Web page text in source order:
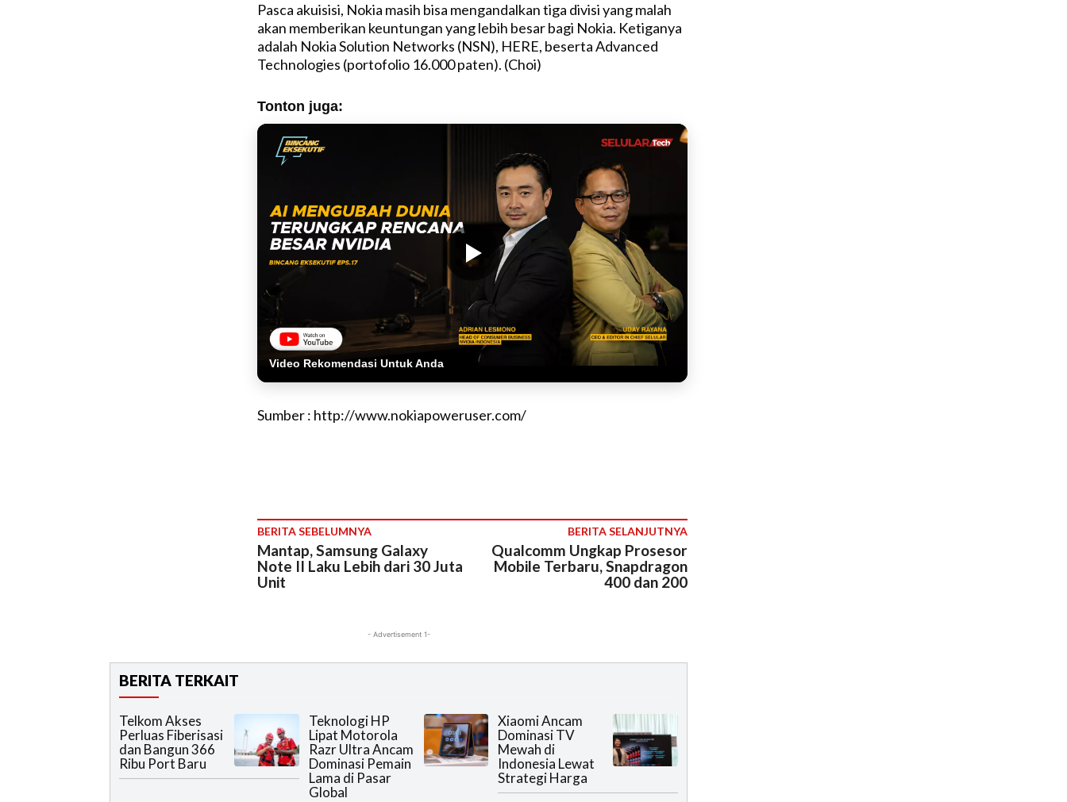
Pasca akuisisi, Nokia masih bisa mengandalkan tiga divisi yang malah
akan memberikan keuntungan yang lebih besar bagi Nokia. Ketiganya
adalah Nokia Solution Networks (NSN), HERE, beserta Advanced
Technologies (portofolio 16.000 paten). (Choi)
Tonton juga:
Video Rekomendasi Untuk Anda
Sumber : http://www.nokiapoweruser.com/
BERITA SEBELUMNYA
Mantap, Samsung Galaxy
Note II Laku Lebih dari 30 Juta
Unit
BERITA SELANJUTNYA
Qualcomm Ungkap Prosesor
Mobile Terbaru, Snapdragon
400 dan 200
- Advertisement 1-
BERITA TERKAIT
Telkom Akses
Perluas Fiberisasi
dan Bangun 366
Ribu Port Baru
Teknologi HP
Lipat Motorola
Razr Ultra Ancam
Dominasi Pemain
Lama di Pasar
Global
Xiaomi Ancam
Dominasi TV
Mewah di
Indonesia Lewat
Strategi Harga